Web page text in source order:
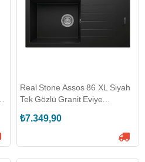
Real Stone Assos 86 XL Siyah
Tek Gözlü Granit Eviye
₺7.349,90